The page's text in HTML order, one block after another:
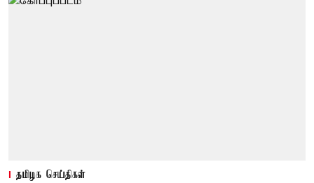
தமிழக செய்திகள்